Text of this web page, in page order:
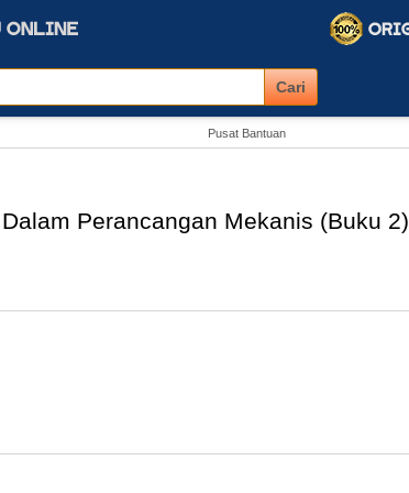
Pusat Bantuan
Perancangan Mekanis (Buku 2)